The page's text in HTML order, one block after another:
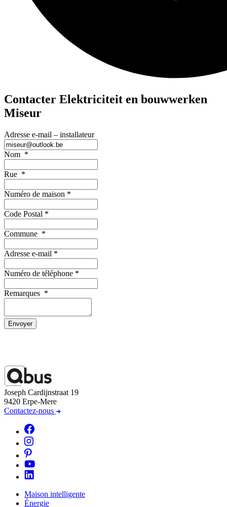
Contacter Elektriciteit en bouwwerken
Miseur
Adresse e-mail – installateur
Nom *
Rue *
Numéro de maison *
Code Postal *
Commune *
Adresse e-mail *
Numéro de téléphone *
Remarques *
Envoyer
Joseph Cardijnstraat 19
9420 Erpe-Mere
Contactez-nous
Maison intelligente
Énergie